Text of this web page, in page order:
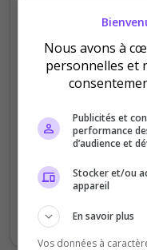
0
10
20
Sept Oct Nov
Votes
Nous avons à
personnelles et
Publicités et
performance
d’audience et
Stocker et/ou
appareil
En savoir plus
Vos données à